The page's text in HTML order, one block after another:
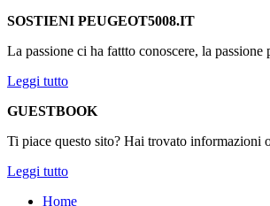
SOSTIENI PEUGEOT5008.IT
La passione ci ha fattto conoscere, la
Leggi tutto
GUESTBOOK
Ti piace questo sito? Hai trovato informazioni
Leggi tutto
Home